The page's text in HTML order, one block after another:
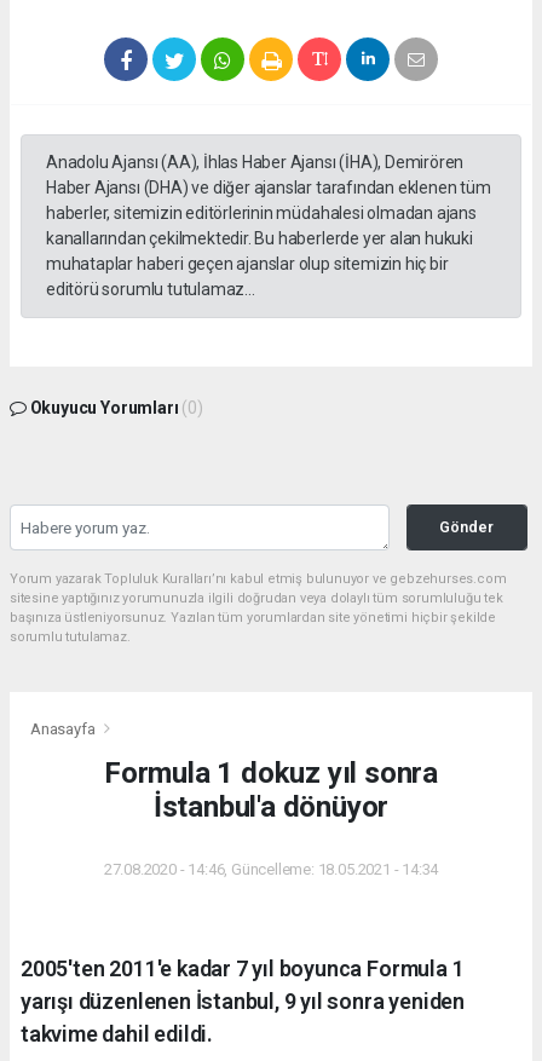
Anadolu Ajansı (AA), İhlas Haber Ajansı (İHA), Demirören
Haber Ajansı (DHA) ve diğer ajanslar tarafından eklenen tüm
haberler, sitemizin editörlerinin müdahalesi olmadan ajans
kanallarından çekilmektedir. Bu haberlerde yer alan hukuki
muhataplar haberi geçen ajanslar olup sitemizin hiç bir
editörü sorumlu tutulamaz...
Okuyucu Yorumları (0)
Gönder
Yorum yazarak Topluluk Kuralları’nı kabul etmiş bulunuyor ve gebzehurses.com
sitesine yaptığınız yorumunuzla ilgili doğrudan veya dolaylı tüm sorumluluğu tek
başınıza üstleniyorsunuz. Yazılan tüm yorumlardan site yönetimi hiçbir şekilde
sorumlu tutulamaz.
Anasayfa
Formula 1 dokuz yıl sonra
İstanbul'a dönüyor
27.08.2020 - 14:46, Güncelleme: 18.05.2021 - 14:34
2005'ten 2011'e kadar 7 yıl boyunca Formula 1
yarışı düzenlenen İstanbul, 9 yıl sonra yeniden
takvime dahil edildi.